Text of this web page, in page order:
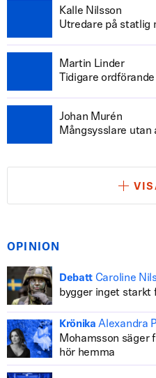
Kalle Nilsson
Utredare på statlig
Martin Linder
Tidigare
Johan Murén
Mångsysslare utan
OPINION
Debatt Caroline
bygger inget starkt
Krönika Alexandra
Mohamsson säger
hör hemma